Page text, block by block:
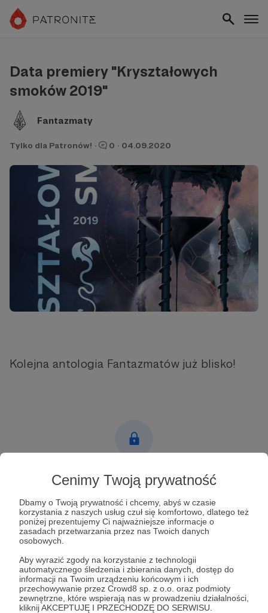
Cenimy Twoją prywatność
Dbamy o Twoją prywatność i chcemy, abyś w czasie
korzystania z naszych usług czuł się komfortowo, dlatego też
poniżej prezentujemy Ci najważniejsze informacje o
zasadach przetwarzania przez nas Twoich danych
osobowych.
Aby wyrazić zgody na korzystanie z technologii
automatycznego śledzenia i zbierania danych, dostęp do
informacji na Twoim urządzeniu końcowym i ich
przechowywanie przez Crowd8 sp. z o.o. oraz podmioty
zewnętrzne, które wspierają nas w prowadzeniu działalności,
kliknij AKCEPTUJĘ I PRZECHODZĘ DO SERWISU.
Data premiery "Kryształowych
smoków 2019"
Fantazmaty
Tylko dla Patronów! · 0 · 04.09.2020
Kolejna antologia Fantazmatów już blisko!
Post dostępny tylko dla Patronów
Aby zobaczyć ten materiał musisz być zalogowany
Zostań Patronem
Zaloguj się
Udostępnij